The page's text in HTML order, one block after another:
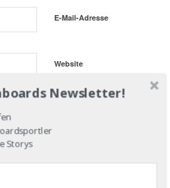
E-Mail-Adresse
Website
Newsletter!
Storys